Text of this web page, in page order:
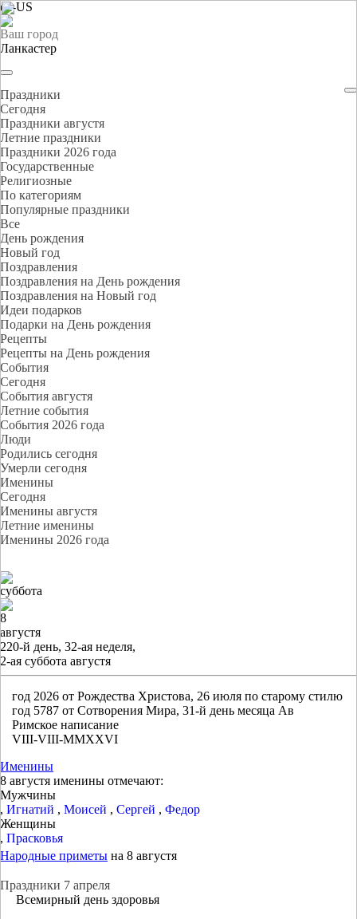
en-US
Ваш город
Ланкастер
Праздники
Cегодня
Праздники августя
Летние праздники
Праздники 2026 года
Государственные
Религиозные
По категориям
Популярные праздники
Все
День рождения
Новый год
Поздравления
Поздравления на День рождения
Поздравления на Новый год
Идеи подарков
Подарки на День рождения
Рецепты
Рецепты на День рождения
События
Cегодня
События августя
Летние события
События 2026 года
Люди
Родились сегодня
Умерли сегодня
Именины
Cегодня
Именины августя
Летние именины
Именины 2026 года
суббота
8
августя
220-й день, 32-ая неделя,
2-ая суббота августя
год 2026 от Рождества Христова, 26 июля по старому стилю
год 5787 от Сотворения Мира, 31-й день месяца Ав
Римское написание
VIII-VIII-MMXXVI
Именины
8 августя именины отмечают:
Мужчины
, Игнатий , Моисей , Сергей , Федор
Женщины
, Прасковья
Народные приметы на 8 августя
Праздники 7 апреля
Всемирный день здоровья